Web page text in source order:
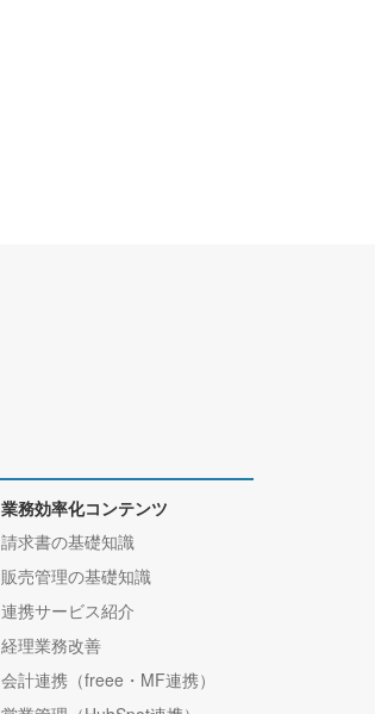
業務効率化コンテンツ
請求書の基礎知識
販売管理の基礎知識
連携サービス紹介
経理業務改善
会計連携（freee・MF連携）